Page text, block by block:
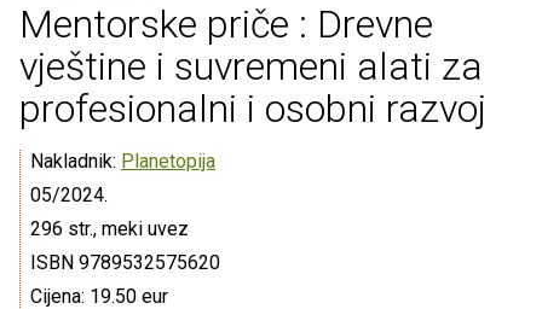
Mentorske priče : Drevne
vještine i suvremeni alati za
profesionalni i osobni razvoj
Nakladnik: Planetopija
05/2024.
296 str., meki uvez
ISBN 9789532575620
Cijena: 19.50 eur